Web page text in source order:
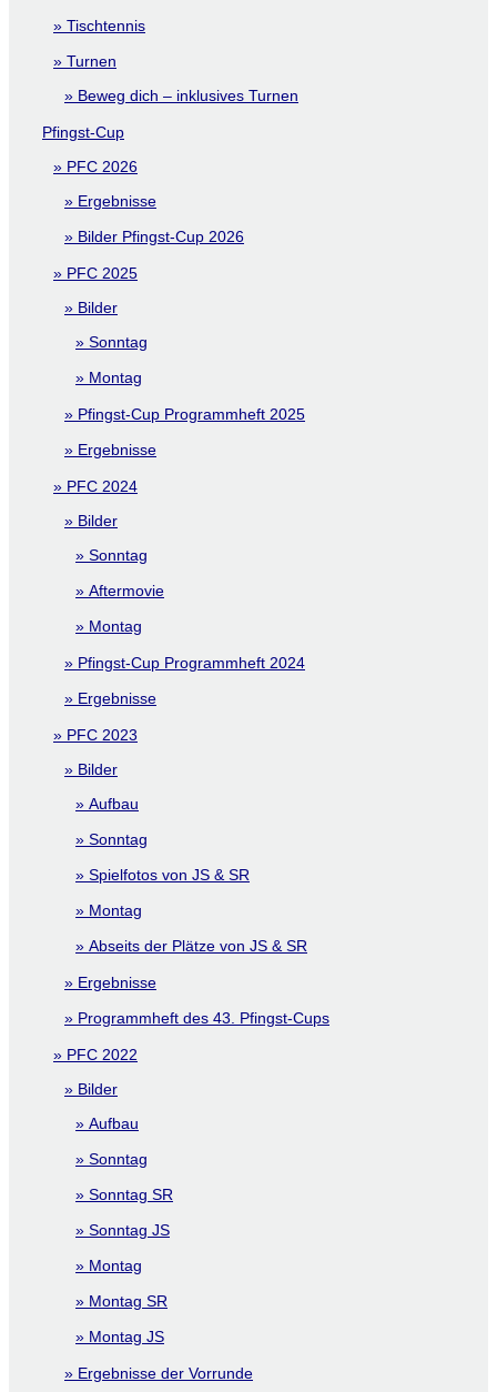
Tischtennis
Turnen
Beweg dich – inklusives Turnen
Pfingst-Cup
PFC 2026
Ergebnisse
Bilder Pfingst-Cup 2026
PFC 2025
Bilder
Sonntag
Montag
Pfingst-Cup Programmheft 2025
Ergebnisse
PFC 2024
Bilder
Sonntag
Aftermovie
Montag
Pfingst-Cup Programmheft 2024
Ergebnisse
PFC 2023
Bilder
Aufbau
Sonntag
Spielfotos von JS & SR
Montag
Abseits der Plätze von JS & SR
Ergebnisse
Programmheft des 43. Pfingst-Cups
PFC 2022
Bilder
Aufbau
Sonntag
Sonntag SR
Sonntag JS
Montag
Montag SR
Montag JS
Ergebnisse der Vorrunde